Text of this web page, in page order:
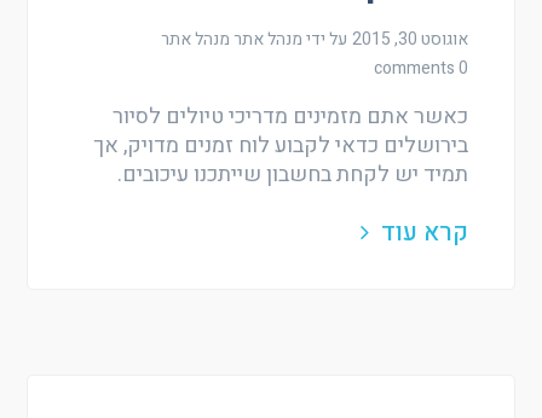
אוגוסט 30, 2015 על ידי מנהל אתרמנהל אתר
0 comments
כאשר אתם מזמינים מדריכי טיולים לסיור
בירושלים כדאי לקבוע לוח זמנים מדויק, אך
תמיד יש לקחת בחשבון שייתכנו עיכובים.
קרא עוד